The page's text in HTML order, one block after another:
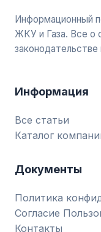
Информационный
ЖКУ и Газа. Все о
Информация
Все статьи
Каталог
Документы
Политика
Согласие
Контакты